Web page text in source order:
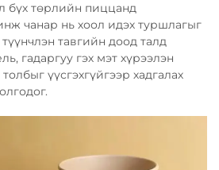
бүх төрлийн пиццанд
чанар нь хоол идэх туршлагыг
тавгийн доод талд
гадаргуу гэх мэт хүрээлэн
үүсгэхгүйгээр хадгалах